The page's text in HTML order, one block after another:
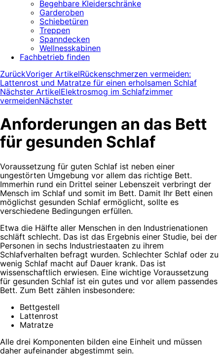
Begehbare Kleiderschränke
Garderoben
Schiebetüren
Treppen
Spanndecken
Wellnesskabinen
Fachbetrieb finden
ZurückVoriger ArtikelRückenschmerzen vermeiden:
Lattenrost und Matratze für einen erholsamen Schlaf
Nächster ArtikelElektrosmog im Schlafzimmer
vermeidenNächster
Anforderungen an das Bett
für gesunden Schlaf
Voraussetzung für guten Schlaf ist neben einer
ungestörten Umgebung vor allem das richtige Bett.
Immerhin rund ein Drittel seiner Lebenszeit verbringt der
Mensch im Schlaf und somit im Bett. Damit Ihr Bett einen
möglichst gesunden Schlaf ermöglicht, sollte es
verschiedene Bedingungen erfüllen.
Etwa die Hälfte aller Menschen in den Industrienationen
schläft schlecht. Das ist das Ergebnis einer Studie, bei der
Personen in sechs Industriestaaten zu ihrem
Schlafverhalten befragt wurden. Schlechter Schlaf oder zu
wenig Schlaf macht auf Dauer krank. Das ist
wissenschaftlich erwiesen. Eine wichtige Voraussetzung
für gesunden Schlaf ist ein gutes und vor allem passendes
Bett. Zum Bett zählen insbesondere:
Bettgestell
Lattenrost
Matratze
Alle drei Komponenten bilden eine Einheit und müssen
daher aufeinander abgestimmt sein.